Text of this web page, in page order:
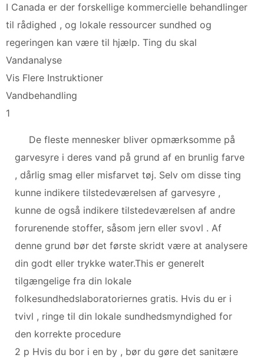
I Canada er der forskellige kommercielle behandlinger
til rådighed , og lokale ressourcer sundhed og
regeringen kan være til hjælp. Ting du skal
Vandanalyse
Vis Flere Instruktioner
Vandbehandling
1
De fleste mennesker bliver opmærksomme på
garvesyre i deres vand på grund af en brunlig farve
, dårlig smag eller misfarvet tøj. Selv om disse ting
kunne indikere tilstedeværelsen af ​​garvesyre ,
kunne de også indikere tilstedeværelsen af ​​andre
forurenende stoffer, såsom jern eller svovl . Af
denne grund bør det første skridt være at analysere
din godt eller trykke water.This er generelt
tilgængelige fra din lokale
folkesundhedslaboratoriernes gratis. Hvis du er i
tvivl , ringe til din lokale sundhedsmyndighed for
den korrekte procedure
2 p Hvis du bor i en by , bør du gøre det sanitære